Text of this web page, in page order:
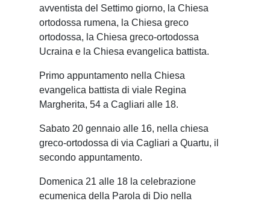
avventista del Settimo giorno, la Chiesa
ortodossa rumena, la Chiesa greco
ortodossa, la Chiesa greco-ortodossa
Ucraina e la Chiesa evangelica battista.
Primo appuntamento nella Chiesa
evangelica battista di viale Regina
Margherita, 54 a Cagliari alle 18.
Sabato 20 gennaio alle 16, nella chiesa
greco-ortodossa di via Cagliari a Quartu, il
secondo appuntamento.
Domenica 21 alle 18 la celebrazione
ecumenica della Parola di Dio nella